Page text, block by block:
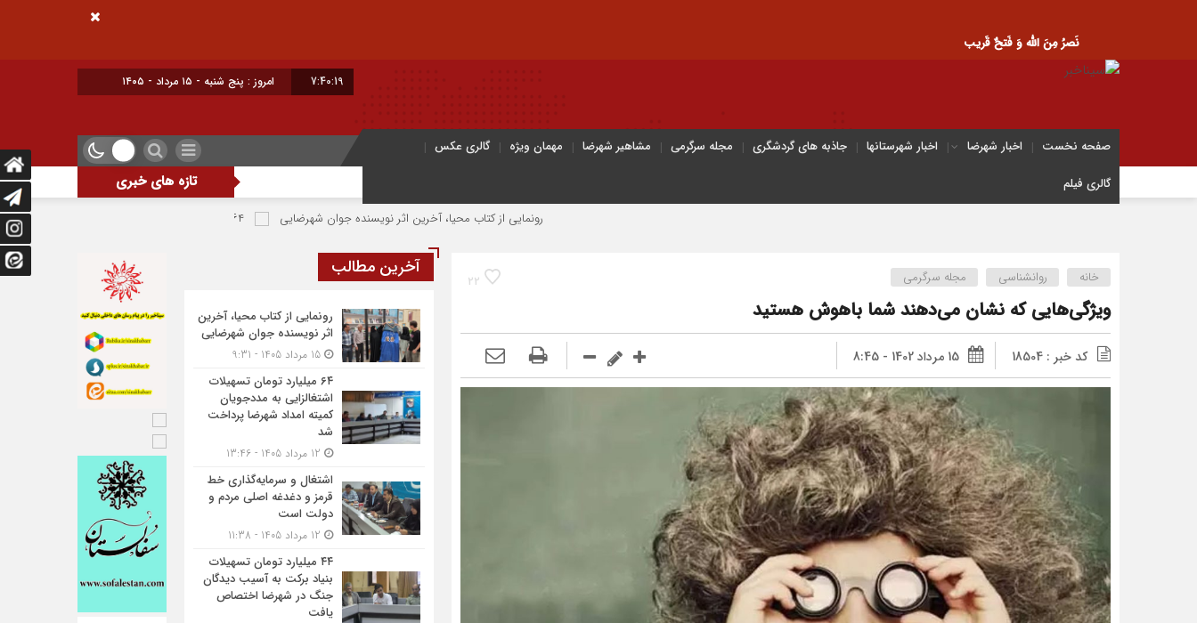
نَصرُ مِنَ الله وَ فَتحٌ قَریب
7:40:20 امروز : پنج شنبه - ۱۵ مرداد - ۱۴۰۵
صفحه نخست اخبار شهرضا اخبار شهرستانها جاذبه های گردشگری مجله سرگرمی مشاهیر شهرضا مهمان ویژه
گالری عکس
گالری فیلم
تازه های خبری
رونمایی از کتاب محیا، آخرین اثر نویسنده جوان شهرضایی ۶۴ میلیارد تومان تسهیلات اشتغالزایی به مددجویان کمیته امداد شهرضا پرداخت شد
22 خانه روانشناسی مجله سرگرمی
ویژگی‌هایی که نشان می‌دهند شما باهوش هستید
کد خبر : 18504 15 مرداد 1402 - 8:45
آخرین مطالب
رونمایی از کتاب محیا، آخرین
اثر نویسنده جوان شهرضایی
۶۴ میلیارد تومان تسهیلات
اشتغالزایی به مددجویان
کمیته امداد شهرضا پرداخت
شد
اشتغال و سرمایه‌گذاری خط
قرمز و دغدغه اصلی مردم و
دولت است
۴۴ میلیارد تومان تسهیلات
بنیاد برکت به آسیب دیدگان
جنگ در شهرضا اختصاص
یافت